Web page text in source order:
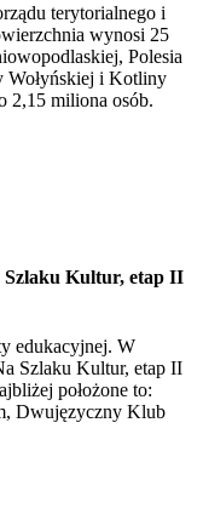
terytorialnego i
wynosi 25
Polesia
Wołyńskiej i Kotliny
2,15 miliona osób.
Szlaku Kultur, etap II
edukacyjnej. W
Szlaku Kultur, etap II
położone to:
Dwujęzyczny Klub